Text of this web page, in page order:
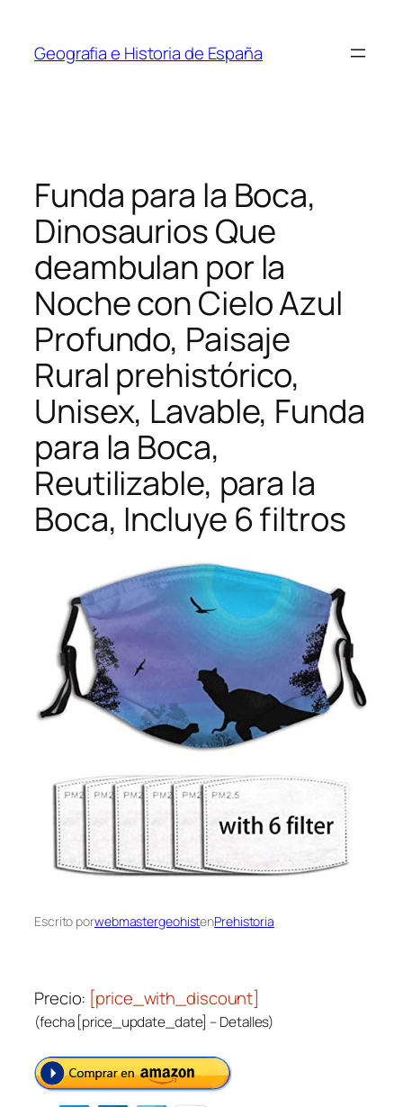
contenido
Geografia e Historia de España
Funda para la Boca,
Dinosaurios Que
deambulan por la
Noche con Cielo Azul
Profundo, Paisaje
Rural prehistórico,
Unisex, Lavable, Funda
para la Boca,
Reutilizable, para la
Boca, Incluye 6 filtros
Escrito porwebmastergeohistenPrehistoria
Precio: [price_with_discount]
(fecha [price_update_date] –Detalles)